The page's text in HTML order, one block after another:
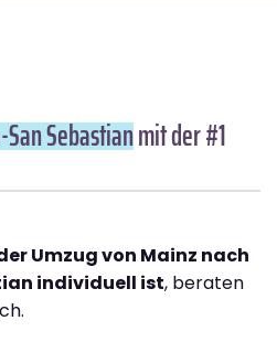
Sebastianmit der #1
Umzug von Mainz nach
individuell ist, beraten